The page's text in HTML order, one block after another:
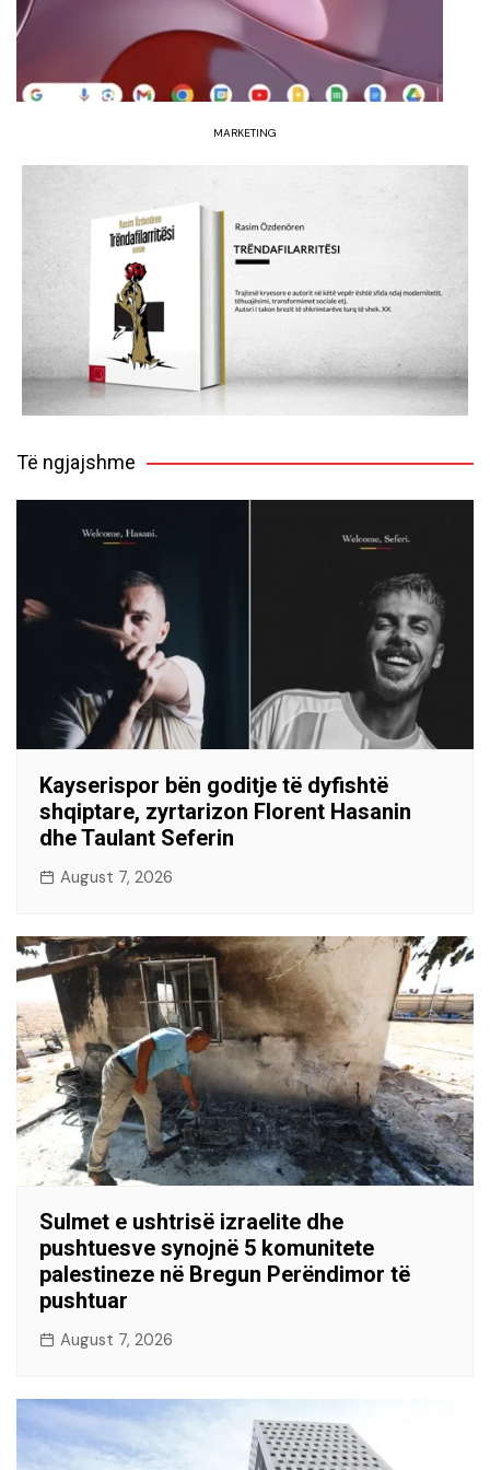
MARKETING
Të ngjajshme
Kayserispor bën goditje të dyfishtë
shqiptare, zyrtarizon Florent Hasanin
dhe Taulant Seferin
August 7, 2026
Sulmet e ushtrisë izraelite dhe
pushtuesve synojnë 5 komunitete
palestineze në Bregun Perëndimor të
pushtuar
August 7, 2026